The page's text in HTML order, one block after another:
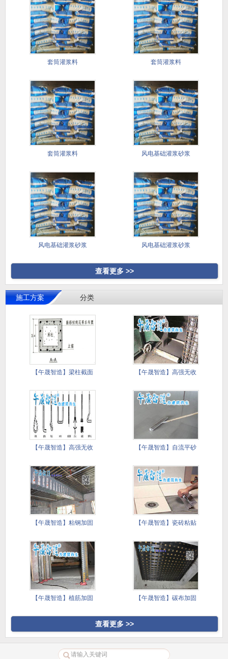
套筒灌浆料 套筒灌浆料
套筒灌浆料 风电基础灌浆砂浆
风电基础灌浆砂浆 风电基础灌浆砂浆
查看更多 >>
施工方案 分类
【午晟智造】梁柱截面 【午晟智造】高强无收
【午晟智造】高强无收 【午晟智造】自流平砂
【午晟智造】粘钢加固 【午晟智造】瓷砖粘贴
【午晟智造】植筋加固 【午晟智造】碳布加固
查看更多 >>